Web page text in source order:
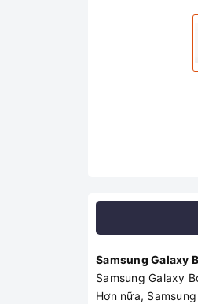
Samsung Galaxy
Samsung Galaxy
Hơn nữa,